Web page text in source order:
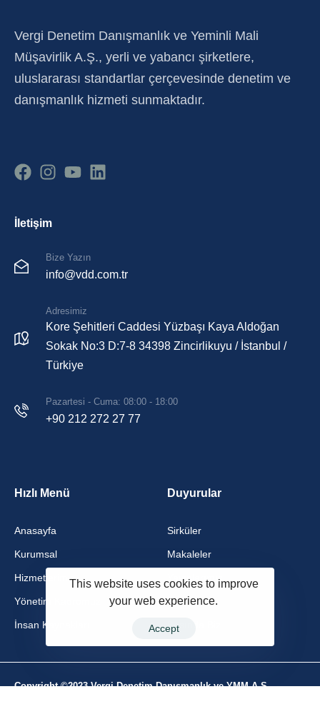
Vergi Denetim Danışmanlık ve Yeminli Mali
Müşavirlik A.Ş., yerli ve yabancı şirketlere,
uluslararası standartlar çerçevesinde denetim ve
danışmanlık hizmeti sunmaktadır.
İletişim
Bize Yazın
info@vdd.com.tr
Adresimiz
Kore Şehitleri Caddesi Yüzbaşı Kaya Aldoğan
Sokak No:3 D:7-8 34398 Zincirlikuyu / İstanbul /
Türkiye
Pazartesi - Cuma: 08:00 - 18:00
+90 212 272 27 77
Hızlı Menü
Anasayfa
Kurumsal
Hizmetlerimiz
Yönetim Kadromuz
İnsan Kaynakları
Duyurular
Sirküler
Makaleler
Yayınlarımız
Videolar
Basında Biz
Copyright ©2023 Vergi Denetim Danışmanlık ve YMM A.Ş.
This website uses cookies to improve
your web experience.
Accept